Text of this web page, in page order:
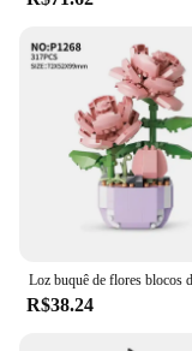
match any outfit
wholesale
addition to your
customer
R$38.24